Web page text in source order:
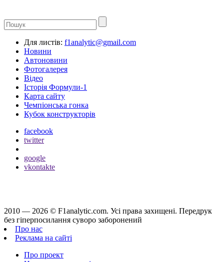
Для листів: f1analytic@gmail.com
Новини
Автоновини
Фотогалерея
Відео
Історія Формули-1
Карта сайту
Чемпіонська гонка
Кубок конструкторів
facebook
twitter
google
vkontakte
2010 — 2026 © F1analytic.com. Усi права захищенi. Передрук
без гіперпосилання суворо заборонений
Про нас
Реклама на сайті
Про проект